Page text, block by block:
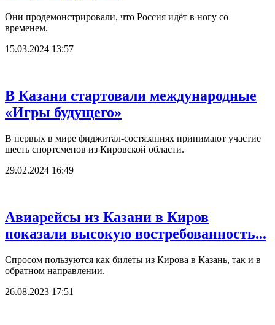
Они продемонстрировали, что Россия идёт в ногу со
временем.
15.03.2024 13:57
В Казани стартовали международные
«Игры будущего»
В первых в мире фиджитал-состязаниях принимают участие
шесть спортсменов из Кировской области.
29.02.2024 16:49
Авиарейсы из Казани в Киров
показали высокую востребованность...
Спросом пользуются как билеты из Кирова в Казань, так и в
обратном направлении.
26.08.2023 17:51